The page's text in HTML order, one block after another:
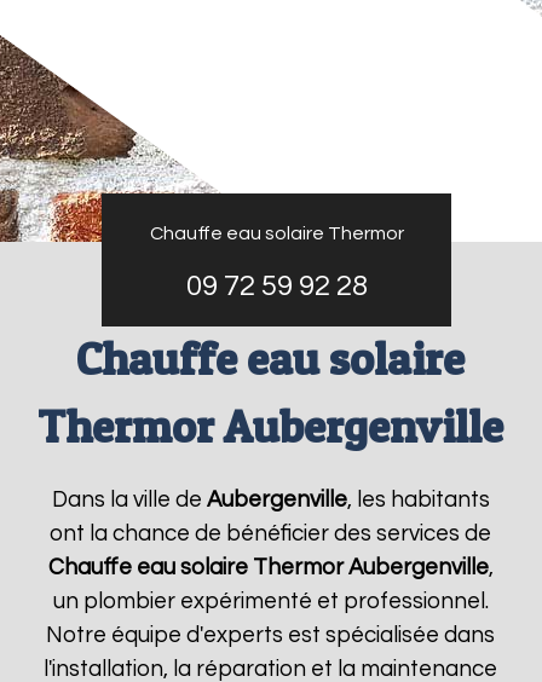
Chauffe eau solaire Thermor
09 72 59 92 28
Chauffe eau solaire
Thermor Aubergenville
Dans la ville de Aubergenville, les habitants
ont la chance de bénéficier des services de
Chauffe eau solaire Thermor Aubergenville,
un plombier expérimenté et professionnel.
Notre équipe d'experts est spécialisée dans
l'installation, la réparation et la maintenance